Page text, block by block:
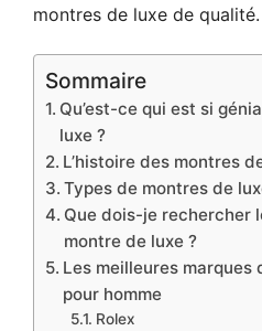
montres de luxe de qualité.
Sommaire
Qu’est-ce qui est si
luxe ?
L’histoire des montres
Types de montres de
Que dois-je rechercher
montre de luxe ?
Les meilleures marques
pour homme
Rolex